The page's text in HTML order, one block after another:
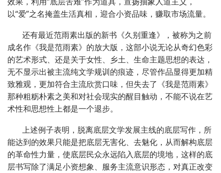
以“爱”之名掩盖生活真相，迎合小资品味，赚取市场流量。
还有最近范雨素出版的新书《久别重逢》，被称为之前
成名作《我是范雨素》的放大版，这部小说无论从奇幻色彩
的艺术形式、还是关于女性、乡土、生命主题思想的表达，
无不显示出被主流纯文学规训的痕迹，尽管作品显得更加精
致雅观，更加符合主流欣赏口味，但失去了《我是范雨素》
那种粗粝朴素之美和对社会现实的醒目触动，不能不说在艺
术性和思想性上都是一个退步。
上述例子表明，脱离底层文学发展主线的底层写作，所
能达到的效果只能是把底层无害化、去魅化，从而解构底层
的革命性力量，使底层民众永远陷入底层的境地，这样的底
层书写除了满足小资想象、服务主流意识形态，对真正改变